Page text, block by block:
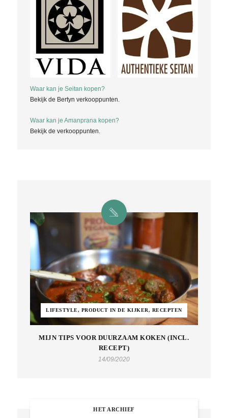
Waar kan je Seitan kopen?
Bekijk de Bertyn verkooppunten.
Waar kan je Amanprana kopen?
Bekijk de verkooppunten.
LIFESTYLE, PRODUCT IN DE KIJKER, RECEPTEN
MIJN TIPS VOOR DUURZAAM KOKEN (INCL.
RECEPT)
14/09/2020
HET ARCHIEF